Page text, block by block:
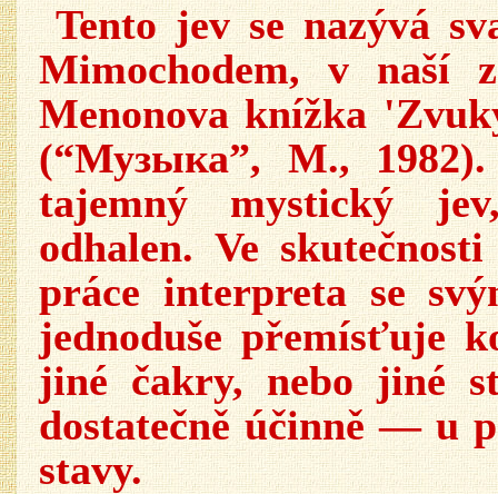
Tento jev se nazývá
Mimochodem, v naší
Menonova knížka
(“Музыка”, М.,
tajemný mystický
odhalen. Ve
práce interpreta se
jednoduše přemísťuje
jiné čakry, nebo jiné
dostatečně účinně — u
stavy.